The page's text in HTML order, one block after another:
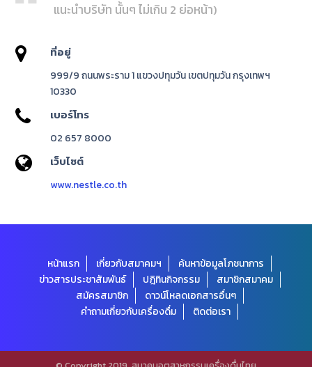
แนะนำบริษัท นั้นๆ ไม่เกิน 2 ย่อหน้า)
ที่อยู่
999/9ถนนพระราม1แขวงปทุมวัน เขตปทุมวัน กรุงเทพฯ
10330
เบอร์โทร
02 657 8000
เว็บไซต์
www.nestle.co.th
หน้าแรก เกี่ยวกับสมาคมฯ
ค้นหาข้อมูลโภชนาการ
ข่าวสารประชาสัมพันธ์
ปฎิทินกิจกรรม
สมาชิกสมาคม
สมัครสมาชิก
ดาวน์โหลดเอกสารอื่นๆ
คำถามเกี่ยวกับเครื่องดื่ม
ติดต่อเรา